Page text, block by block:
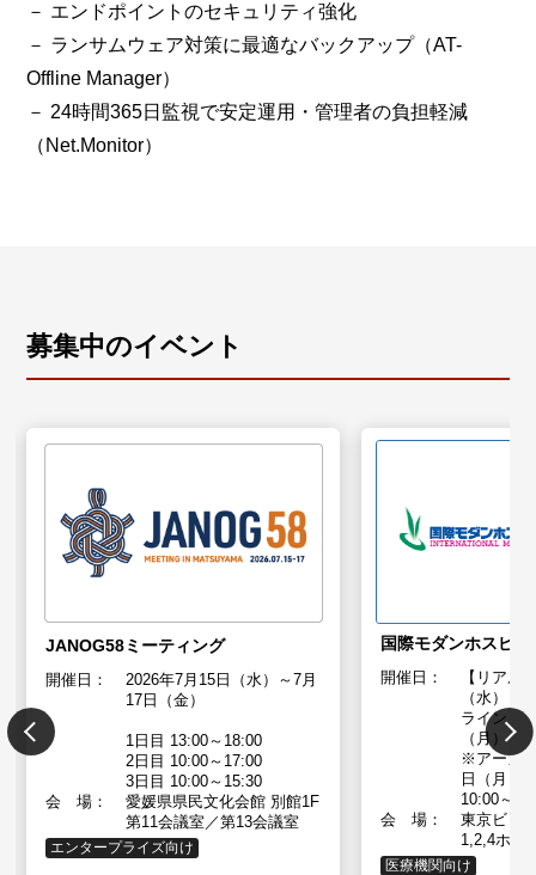
－ エンドポイントのセキュリティ強化
－ ランサムウェア対策に最適なバックアップ（AT-
Offline Manager）
－ 24時間365日監視で安定運用・管理者の負担軽減
（Net.Monitor）
募集中のイベント
JANOG58ミーティング
開催日：
2026年7月15日（水）～7月
17日（金）
1日目 13:00～18:00
2日目 10:00～17:00
3日目 10:00～15:30
会 場：
愛媛県県民文化会館 別館1F
第11会議室／第13会議室
エンタープライズ向け
国際モダンホスピ
開催日：
【リア
（水）～
ライン】
（月）
※アーカ
日（月）
10:00～
会 場：
東京ビッ
1,2,4ホー
医療機関向け